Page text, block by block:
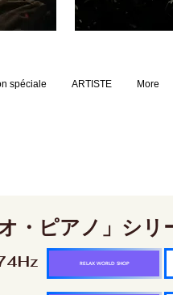
spéciale ARTISTE More
・ピアノ」シリ
RELAX WORLD SHOP